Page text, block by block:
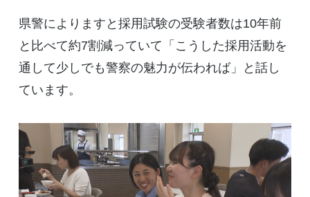
県警によりますと採用試験の受験者数は10年前
と比べて約7割減っていて「こうした採用活動を
通して少しでも警察の魅力が伝われば」と話し
ています。